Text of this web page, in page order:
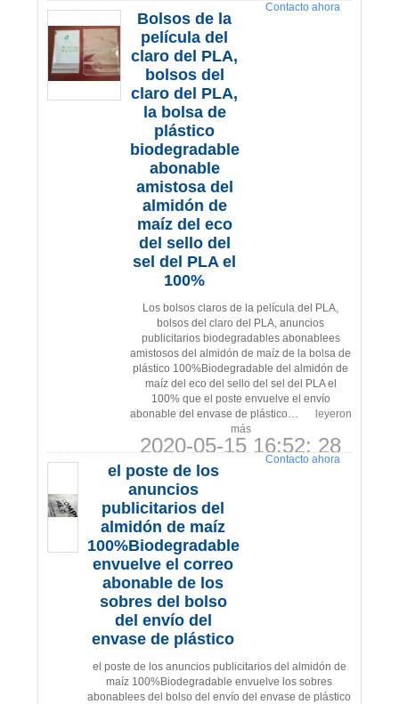
Bolsos de la
película del
claro del PLA,
bolsos del
claro del PLA,
la bolsa de
plástico
biodegradable
abonable
amistosa del
almidón de
maíz del eco
del sello del
sel del PLA el
100%
Contacto ahora
Los bolsos claros de la película del PLA,
bolsos del claro del PLA, anuncios
publicitarios biodegradables abonablees
amistosos del almidón de maíz de la bolsa de
plástico 100%Biodegradable del almidón de
maíz del eco del sello del sel del PLA el
100% que el poste envuelve el envío
abonable del envase de plástico…
leyeron
más
2020-05-15 16:52: 28
el poste de los
anuncios
publicitarios del
almidón de maíz
100%Biodegradable
envuelve el correo
abonable de los
sobres del bolso
del envío del
envase de plástico
Contacto ahora
el poste de los anuncios publicitarios del almidón de
maíz 100%Biodegradable envuelve los sobres
abonablees del bolso del envío del envase de plástico